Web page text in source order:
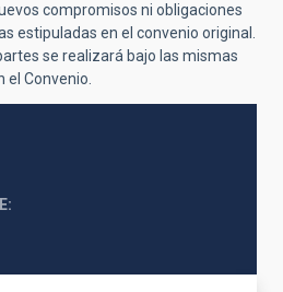
compromisos ni obligaciones
estipuladas en el convenio original.
se realizará bajo las mismas
Convenio.